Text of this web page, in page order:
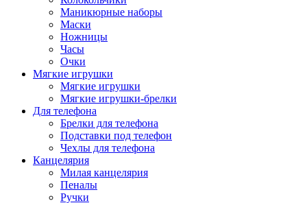
Маникюрные наборы
Маски
Ножницы
Часы
Очки
Мягкие игрушки
Мягкие игрушки
Мягкие игрушки-брелки
Для телефона
Брелки для телефона
Подставки под телефон
Чехлы для телефона
Канцелярия
Милая канцелярия
Пеналы
Ручки